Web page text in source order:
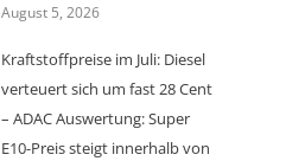
August 5, 2026
Kraftstoffpreise im Juli: Diesel
verteuert sich um fast 28 Cent
– ADAC Auswertung: Super
E10-Preis steigt innerhalb von